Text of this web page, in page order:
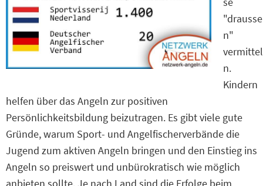
"drausse
n"
vermittel
n.
Kindern
helfen über das Angeln zur positiven
Persönlichkeitsbildung beizutragen. Es gibt viele gute
Gründe, warum Sport- und Angelfischerverbände die
Jugend zum aktiven Angeln bringen und den Einstieg ins
Angeln so preiswert und unbürokratisch wie möglich